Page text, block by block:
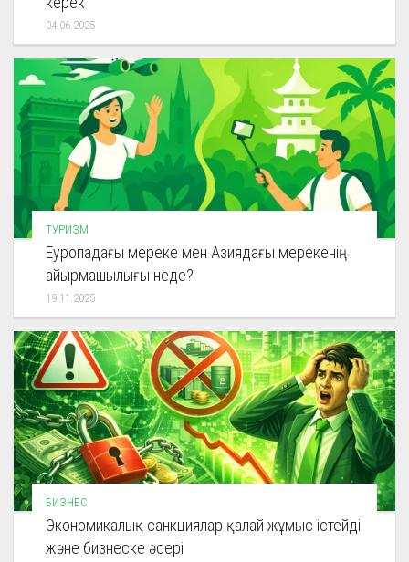
04.06.2025
ТУРИЗМ
Еуропадағы мереке мен Азиядағы мерекенің
айырмашылығы неде?
19.11.2025
БИЗНЕС
Экономикалық санкциялар қалай жұмыс істейді
және бизнеске әсері